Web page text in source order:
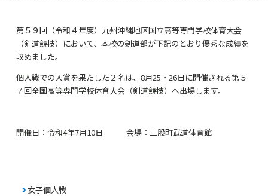
第５９回（令和４年度）九州沖縄地区国立高等専門学校体育大会
（剣道競技）において、本校の剣道部が下記のとおり優秀な成績を
収めました。
個人戦での入賞を果たした２名は、 8月25 ・ 26日に開催される第５
７回全国高等専門学校体育大会（剣道競技）へ出場します。
開催日：令和4年7月10日 会場：三股町武道体育館
女子個人戦